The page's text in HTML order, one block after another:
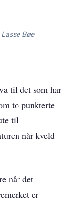
Bøe
til det som har
to punkterte
til
når kveld
når det
er